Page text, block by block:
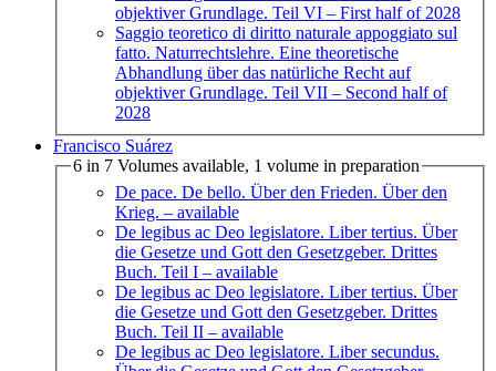
objektiver Grundlage. Teil VI – First half of 2028
Saggio teoretico di diritto naturale appoggiato sul
fatto. Naturrechtslehre. Eine theoretische
Abhandlung über das natürliche Recht auf
objektiver Grundlage. Teil VII – Second half of
2028
Francisco Suárez
6 in 7 Volumes available, 1 volume in preparation
De pace. De bello. Über den Frieden. Über den
Krieg. – available
De legibus ac Deo legislatore. Liber tertius. Über
die Gesetze und Gott den Gesetzgeber. Drittes
Buch. Teil I – available
De legibus ac Deo legislatore. Liber tertius. Über
die Gesetze und Gott den Gesetzgeber. Drittes
Buch. Teil II – available
De legibus ac Deo legislatore. Liber secundus.